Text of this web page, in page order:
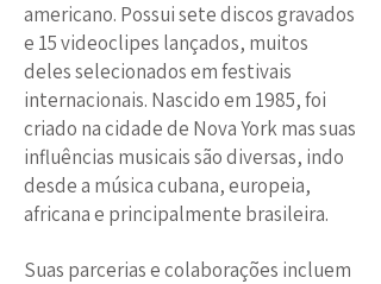
americano. Possui sete discos gravados
e 15 videoclipes lançados, muitos
deles selecionados em festivais
internacionais. Nascido em 1985, foi
criado na cidade de Nova York mas suas
influências musicais são diversas, indo
desde a música cubana, europeia,
africana e principalmente brasileira.
Suas parcerias e colaborações incluem